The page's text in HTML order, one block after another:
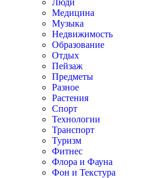
Медицина
Музыка
Недвижимость
Образование
Отдых
Пейзаж
Предметы
Разное
Растения
Спорт
Технологии
Транспорт
Туризм
Фитнес
Флора и Фауна
Фон и Текстура